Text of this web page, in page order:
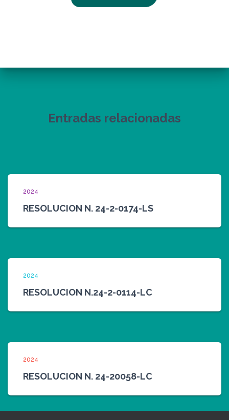
Entradas relacionadas
2024
RESOLUCION N. 24-2-0174-LS
2024
RESOLUCION N.24-2-0114-LC
2024
RESOLUCION N. 24-20058-LC